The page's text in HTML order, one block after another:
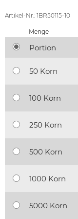
Artikel-Nr.: 1BR50115-10
Menge
Portion
50 Korn
100 Korn
250 Korn
500 Korn
1000 Korn
5000 Korn